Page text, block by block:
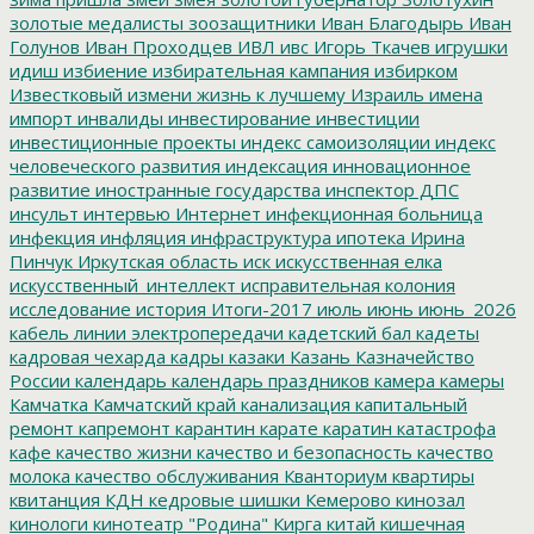
золотые медалисты зоозащитники Иван Благодырь Иван
Голунов Иван Проходцев ИВЛ ивс Игорь Ткачев игрушки
идиш избиение избирательная кампания избирком
Известковый измени жизнь к лучшему Израиль имена
импорт инвалиды инвестирование инвестиции
инвестиционные проекты индекс самоизоляции индекс
человеческого развития индексация инновационное
развитие иностранные государства инспектор ДПС
инсульт интервью Интернет инфекционная больница
инфекция инфляция инфраструктура ипотека Ирина
Пинчук Иркутская область иск искусственная елка
искусственный_интеллект исправительная колония
исследование история Итоги-2017 июль июнь июнь_2026
кабель линии электропередачи кадетский бал кадеты
кадровая чехарда кадры казаки Казань Казначейство
России календарь календарь праздников камера камеры
Камчатка Камчатский край канализация капитальный
ремонт капремонт карантин карате каратин катастрофа
кафе качество жизни качество и безопасность качество
молока качество обслуживания Кванториум квартиры
квитанция КДН кедровые шишки Кемерово кинозал
кинологи кинотеатр "Родина" Кирга китай кишечная